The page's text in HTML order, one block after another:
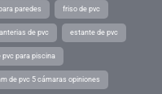
paredes friso de pvc
de pvc estante de pvc
pvc para piscina
de pvc 5 cámaras opiniones